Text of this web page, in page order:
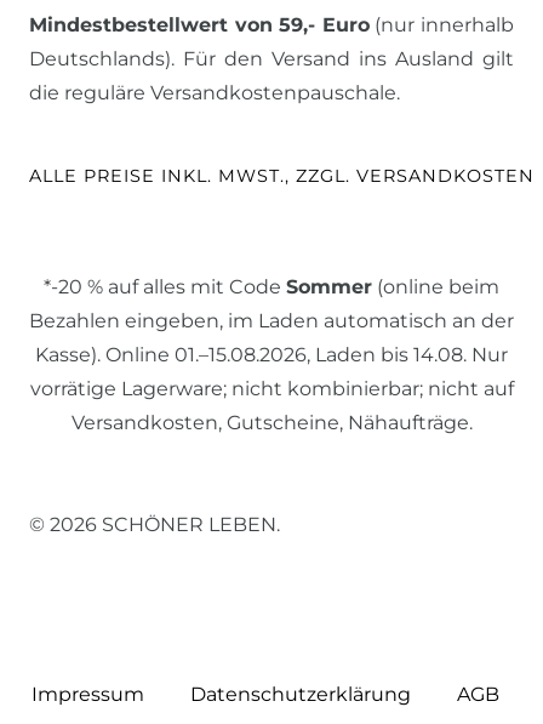
Mindestbestellwert von 59,- Euro(nur innerhalb
Deutschlands). Für den Versand ins Ausland gilt
die reguläre Versandkostenpauschale.
ALLE PREISE INKL. MWST., ZZGL. VERSANDKOSTEN
*-20 % auf alles mit Code Sommer (online beim
Bezahlen eingeben, im Laden automatisch an der
Kasse). Online 01.–15.08.2026, Laden bis 14.08. Nur
vorrätige Lagerware; nicht kombinierbar; nicht auf
Versandkosten, Gutscheine, Nähaufträge.
© 2026 SCHÖNER LEBEN.
Impressum Daten­schutz­erklärung AGB